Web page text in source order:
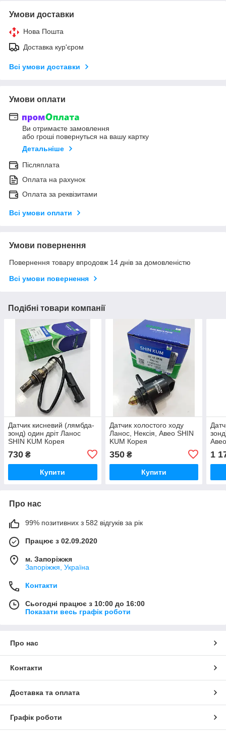
Умови доставки
Нова Пошта
Доставка кур'єром
Всі умови доставки
Умови оплати
Ви отримаєте замовлення
або гроші повернуться на вашу картку
Детальніше
Післяплата
Оплата на рахунок
Оплата за реквізитами
Всі умови оплати
Умови повернення
Повернення товару впродовж 14 днів за домовленістю
Всі умови повернення
Подібні товари компанії
Датчик кисневий (лямбда-
зонд) один дріт Ланос
SHIN KUM Корея
730 ₴
Купити
Датчик холостого ходу
Ланос, Нексія, Авео SHIN
KUM Корея
350₴
Купити
1
Про нас
99% позитивних з 582 відгуків за рік
Працює з 02.09.2020
м. Запоріжжя
Запоріжжя, Україна
Контакти
Сьогодні працює з 10:00 до 16:00
Показати весь графік роботи
Про нас
Контакти
Доставка та оплата
Графік роботи